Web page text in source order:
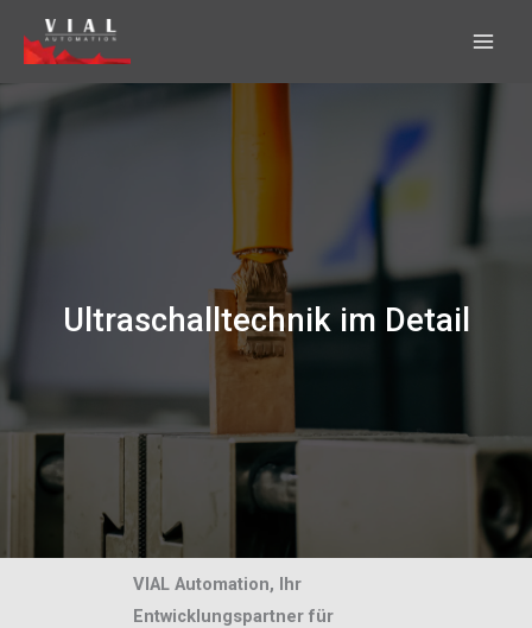
Inhalt
springen
Ultraschalltechnik im Detail
VIAL Automation, Ihr
Entwicklungspartner für